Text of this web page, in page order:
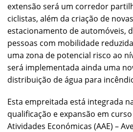
extensão será um corredor
ciclistas, além da criação de
estacionamento de automóveis,
pessoas com mobilidade
uma zona de potencial risco ao
será implementada ainda uma
distribuição de água para
Esta empreitada está integrada
qualificação e expansão em
Atividades Económicas (AAE) –